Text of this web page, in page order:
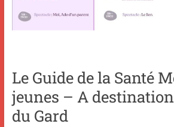
Le Guide de la Santé
jeunes – A
du Gard